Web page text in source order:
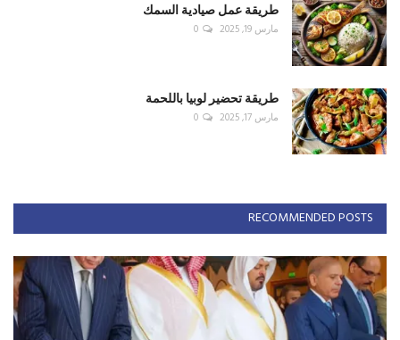
طريقة عمل صيادية السمك
مارس 19, 2025 0
طريقة تحضير لوبيا باللحمة
مارس 17, 2025 0
RECOMMENDED POSTS